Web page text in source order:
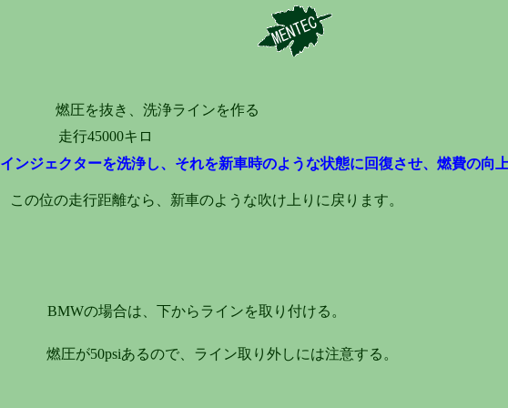
この位の走行距離なら、新車のような吹け上りに戻ります。
燃圧が50psiあるので、ライン取り外しには注意する。
インジェクターを洗浄し、それを新車時のような状態に回復させ、燃費の向上
燃圧を抜き、洗浄ラインを作る
走行45000キロ
BMWの場合は、下からラインを取り付ける。